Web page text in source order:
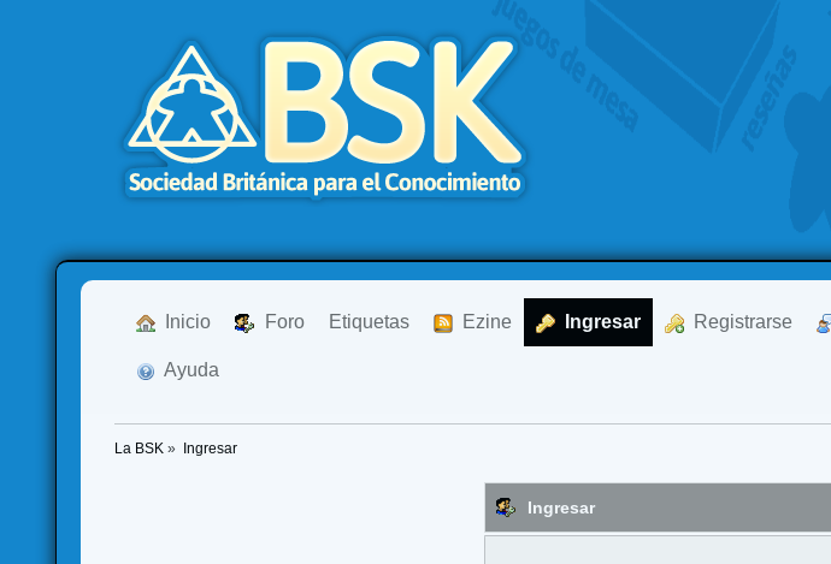
Inicio Foro Etiquetas Ezine Ingresar Registrarse
Ayuda
La BSK » Ingresar
Ingresar